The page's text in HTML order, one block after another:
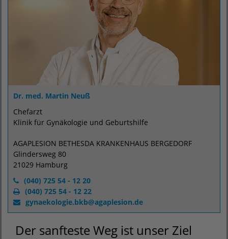
Dr. med. Martin Neuß
Chefarzt
Klinik für Gynäkologie und Geburtshilfe
AGAPLESION BETHESDA KRANKENHAUS BERGEDORF
Glindersweg 80
21029 Hamburg
(040) 725 54 - 12 20
(040) 725 54 - 12 22
gynaekologie.bkb@agaplesion.de
Der sanfteste Weg ist unser Ziel